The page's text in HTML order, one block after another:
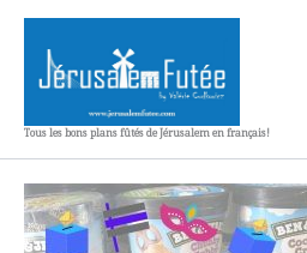
Aller
contenu
Tous les bons plans fûtés de Jérusalem en français!